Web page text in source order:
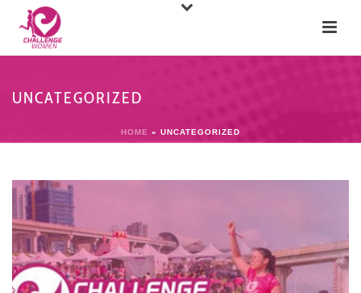
UNCATEGORIZED
HOME » UNCATEGORIZED